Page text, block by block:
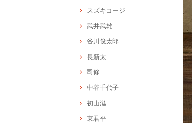
スズキコージ
武井武雄
谷川俊太郎
長新太
司修
中谷千代子
初山滋
東君平